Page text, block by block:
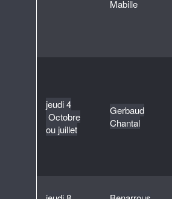
Mabille
jeudi 4
Octobre
ou juillet
Gerbaud
Chantal